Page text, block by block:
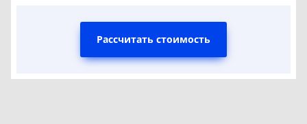
Рассчитать стоимость